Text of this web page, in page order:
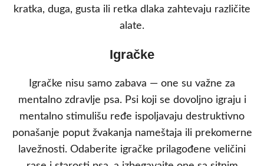
kratka, duga, gusta ili retka dlaka zahtevaju različite
alate.
Igračke
Igračke nisu samo zabava — one su važne za
mentalno zdravlje psa. Psi koji se dovoljno igraju i
mentalno stimulišu ređe ispoljavaju destruktivno
ponašanje poput žvakanja nameštaja ili prekomerne
lavežnosti. Odaberite igračke prilagođene veličini